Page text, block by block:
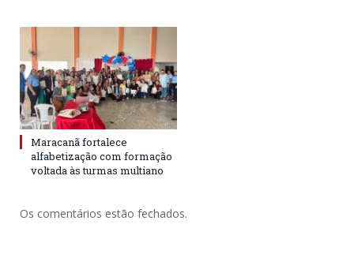
Maracanã fortalece
alfabetização com formação
voltada às turmas multiano
Os comentários estão fechados.